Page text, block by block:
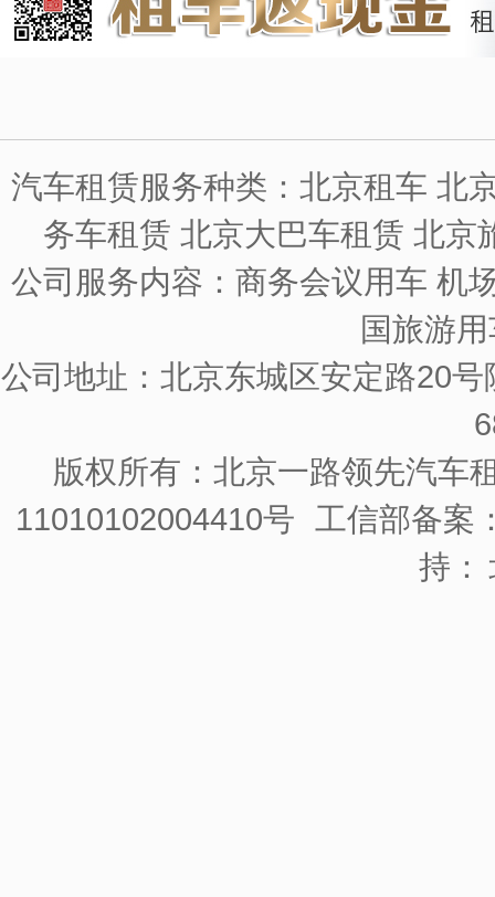
汽车租赁服务种类：北京租车 北
务车租赁 北京大巴车租赁 北京
公司服务内容：商务会议用车 机
国旅游
公司地址：北京东城区安定路20
版权所有：北京一路领先汽车
11010102004410号 工信部备案
持：